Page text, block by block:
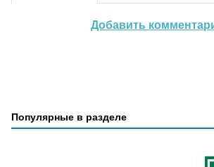
Добавить
Популярные в разделе